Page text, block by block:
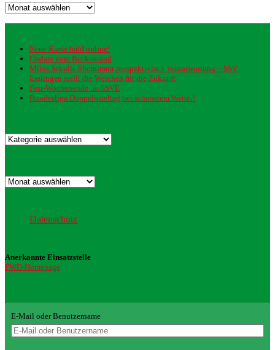
Archiv
Neue Kurse bald online!
Update vom Beckenrand
Milos Sekulic übernimmt perspektivisch Verantwortung – SSV
Esslingen stellt die Weichen für die Zukunft
Fest-Wochenende im SSVE
Bundesliga Doppelspieltag bei schönstem Wetter!
Kategorien
Archiv
Datenschutz
Anerkannte Einsatzstelle
FWD-Homepage
E-Mail oder Benutzername